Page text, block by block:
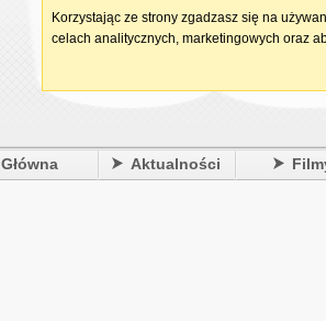
Główna Aktualności
Korzystając ze strony zgadzasz się na
celach analitycznych, marketingowych oraz